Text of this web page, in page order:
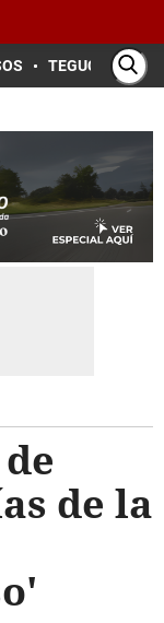
TEGUCIGALPA
de la